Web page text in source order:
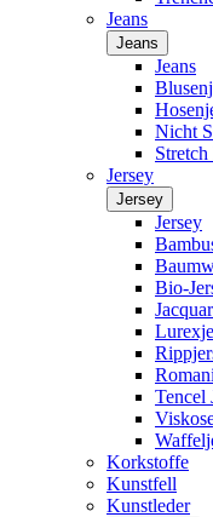
Jeans
Jeans
Jeans
Nicht
Jersey
Jersey
Jersey
Bio-
Tencel
Korkstoffe
Kunstfell
Kunstleder